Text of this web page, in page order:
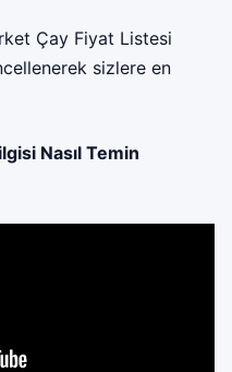
Çay Fiyat Listesi
sizlere en
Nasıl Temin